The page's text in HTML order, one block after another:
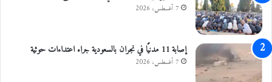
و
ع
ا
ل
م
ط
7 أغسطس، 2026
إصابة 11 مدنيًا في نجران بالسعودية جراء اعتداءات حوثية
7 أغسطس، 2026